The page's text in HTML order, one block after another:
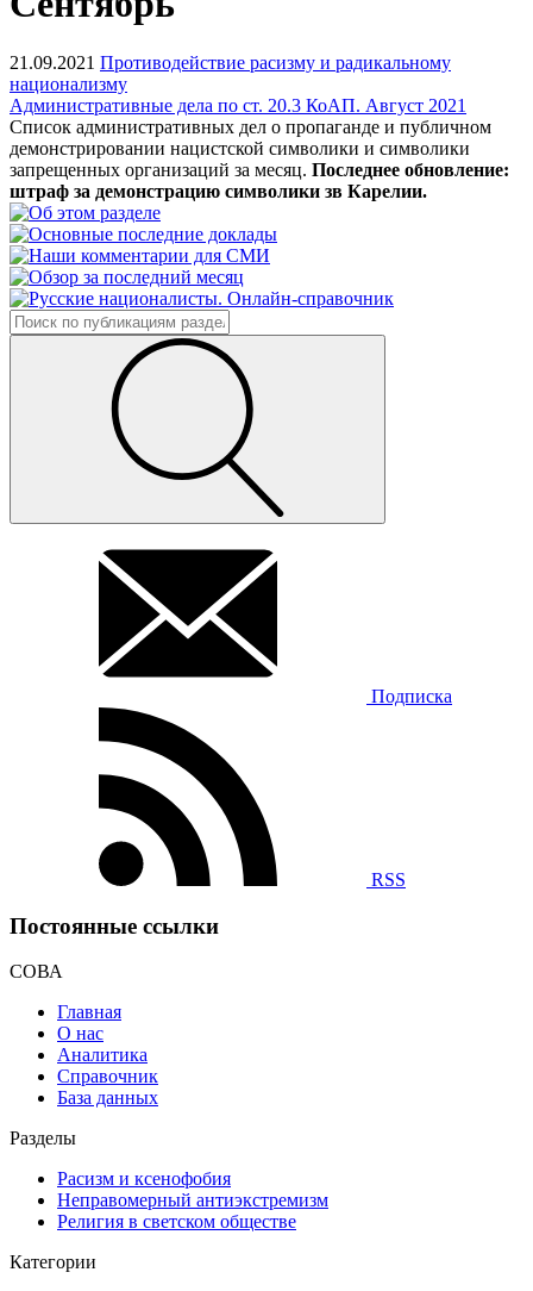
21.09.2021 Противодействие расизму и радикальному
национализму
Административные дела по ст. 20.3 КоАП. Август 2021
Список административных дел о пропаганде и публичном
демонстрировании нацистской символики и символики
запрещенных организаций за месяц. Последнее обновление:
штраф за демонстрацию символики зв Карелии.
Подписка
RSS
Постоянные ссылки
СОВА
Главная
О нас
Аналитика
Справочник
База данных
Разделы
Расизм и ксенофобия
Неправомерный антиэкстремизм
Религия в светском обществе
Категории